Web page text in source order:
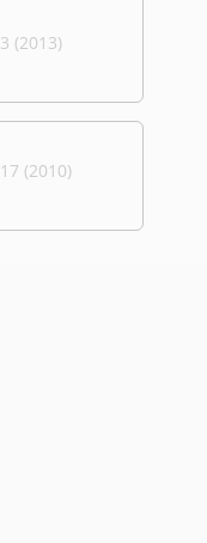
3 (2013)
17 (2010)